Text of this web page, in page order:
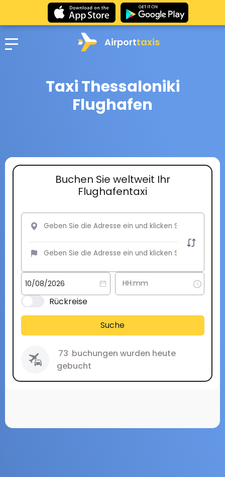
Airporttaxis
Taxi Thessaloniki
Flughafen
Buchen Sie weltweit Ihr
Flughafentaxi
Rückreise
Suche
73 buchungen wurden heute
gebucht